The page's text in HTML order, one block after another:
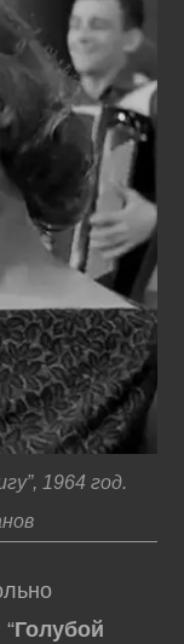
1964 год.
Голубой